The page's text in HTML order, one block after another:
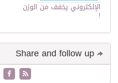
الإلكتروني يخفف من الوزن
!